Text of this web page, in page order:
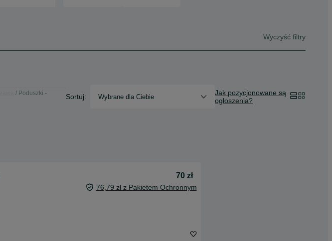
Wyczyść filtry
Poduszki -
Sortuj: Wybrane dla Ciebie
Jak pozycjonowane są
ogłoszenia?
70 zł
76,79 zł z Pakietem Ochronnym